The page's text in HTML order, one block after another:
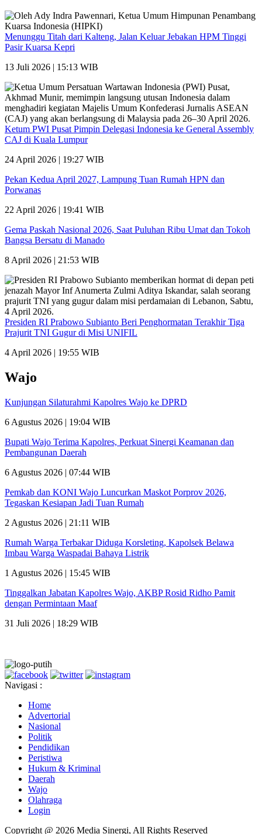
Menunggu Titah dari Kalteng, Jalan Keluar Jebakan HPM Tinggi
Pasir Kuarsa Kepri
13 Juli 2026 | 15:13 WIB
Ketum PWI Pusat Pimpin Delegasi Indonesia ke General Assembly
CAJ di Kuala Lumpur
24 April 2026 | 19:27 WIB
Pekan Kedua April 2027, Lampung Tuan Rumah HPN dan
Porwanas
22 April 2026 | 19:41 WIB
Gema Paskah Nasional 2026, Saat Puluhan Ribu Umat dan Tokoh
Bangsa Bersatu di Manado
8 April 2026 | 21:53 WIB
Presiden RI Prabowo Subianto Beri Penghormatan Terakhir Tiga
Prajurit TNI Gugur di Misi UNIFIL
4 April 2026 | 19:55 WIB
Wajo
Kunjungan Silaturahmi Kapolres Wajo ke DPRD
6 Agustus 2026 | 19:04 WIB
Bupati Wajo Terima Kapolres, Perkuat Sinergi Keamanan dan
Pembangunan Daerah
6 Agustus 2026 | 07:44 WIB
Pemkab dan KONI Wajo Luncurkan Maskot Porprov 2026,
Tegaskan Kesiapan Jadi Tuan Rumah
2 Agustus 2026 | 21:11 WIB
Rumah Warga Terbakar Diduga Korsleting, Kapolsek Belawa
Imbau Warga Waspadai Bahaya Listrik
1 Agustus 2026 | 15:45 WIB
Tinggalkan Jabatan Kapolres Wajo, AKBP Rosid Ridho Pamit
dengan Permintaan Maaf
31 Juli 2026 | 18:29 WIB
Navigasi :
Home
Advertorial
Nasional
Politik
Pendidikan
Peristiwa
Hukum & Kriminal
Daerah
Wajo
Olahraga
Login
Copyright @ 2026 Media Sinergi, All Rights Reserved